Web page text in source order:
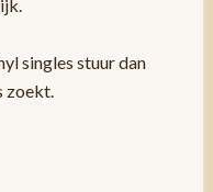
singles stuur dan
zoekt.